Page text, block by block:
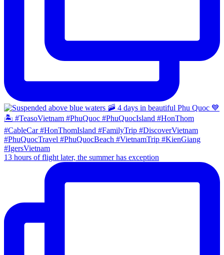
13 hours of flight later, the summer has exception